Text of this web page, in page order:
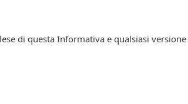
di questa Informativa e qualsiasi